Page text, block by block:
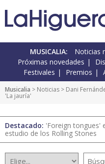
MUSICALIA: Noticias
Próximas novedades
Festivales
Premios
Musicalia > Noticias > Dani
'La jauría'
Destacado: 'Foreign tongues'
estudio de los Rolling Stones